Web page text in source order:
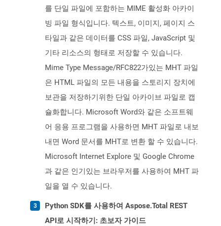
를 단일 파일에 포함하는 MIME 활성화 아카이
빙 파일 형식입니다. 텍스트, 이미지, 페이지 스
타일과 같은 데이터를 CSS 파일, JavaScript 및
기타 리소스의 형태로 저장할 수 있습니다.
Mime Type Message/RFC822가있는 MHT 파일
은 HTML 파일의 모든 내용을 스토리지 장치에
보관을 저장하기위한 단일 아카이브 파일로 캡
슐화합니다. Microsoft Word와 같은 소프트웨
어 응용 프로그램을 사용하면 MHT 파일로 내보
내면 Word 문서를 MHT로 변환 할 수 있습니다.
Microsoft Internet Explore 및 Google Chrome
과 같은 인기있는 브라우저를 사용하여 MHT 파
일을 열 수 있습니다.
Python SDK를 사용하여 Aspose.Total REST
API로 시작하기: 초보자 가이드